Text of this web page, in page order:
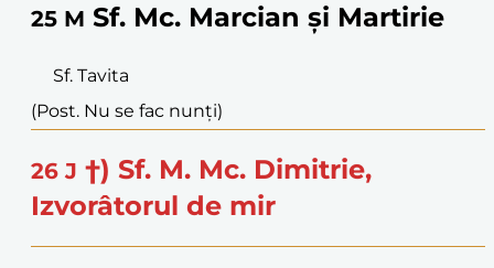
25 M Sf. Mc. Marcian și Martirie
Sf. Tavita
(Post. Nu se fac nunți)
26 J †) Sf. M. Mc. Dimitrie,
Izvorâtorul de mir